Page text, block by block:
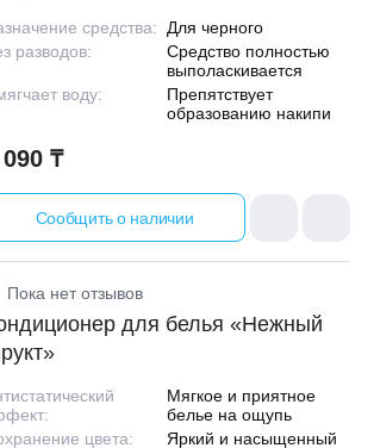
Выберите свою стирально-сушильную
средства:
Для черного
разводов:
Средство полностью
выполаскивается
воду:
Препятствует
образованию накипи
₸
Сообщить о наличии
Пока нет отзывов
для белья «Нежный
Мягкое и приятное
белье на ощупь
цвета:
Яркий и насыщенный